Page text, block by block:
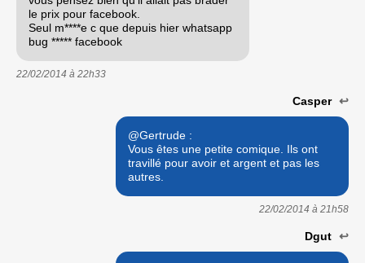
le prix pour facebook.
Seul m****e c que depuis hier whatsapp
bug ***** facebook
22/02/2014 à 22h33
Casper ↩
@Gertrude :
Vous êtes une petite comique. Ils ont
travillé pour avoir et argent et pas les
autres.
22/02/2014 à 21h58
Dgut ↩